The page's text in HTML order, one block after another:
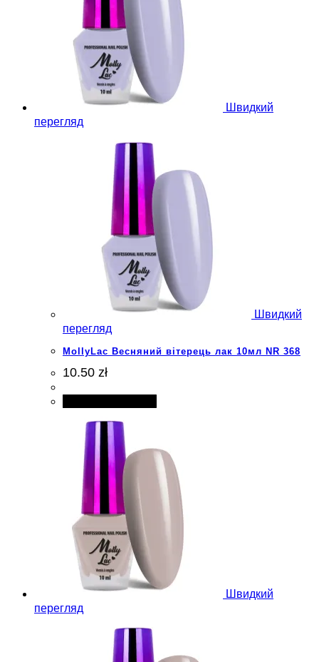
Швидкий
перегляд
Швидкий
перегляд
MollyLac Весняний вітерець лак 10мл NR 368
10.50 zł
Швидкий
перегляд